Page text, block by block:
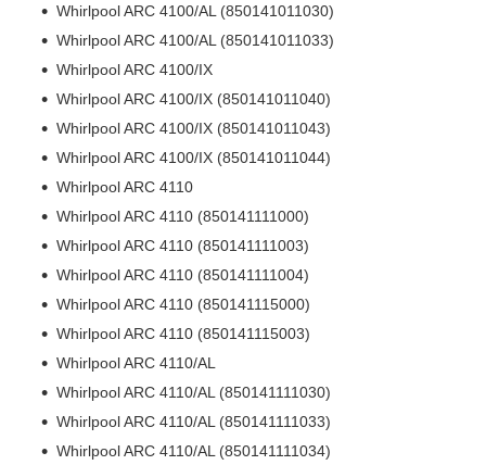
Whirlpool ARC 4100/AL (850141011030)
Whirlpool ARC 4100/AL (850141011033)
Whirlpool ARC 4100/IX
Whirlpool ARC 4100/IX (850141011040)
Whirlpool ARC 4100/IX (850141011043)
Whirlpool ARC 4100/IX (850141011044)
Whirlpool ARC 4110
Whirlpool ARC 4110 (850141111000)
Whirlpool ARC 4110 (850141111003)
Whirlpool ARC 4110 (850141111004)
Whirlpool ARC 4110 (850141115000)
Whirlpool ARC 4110 (850141115003)
Whirlpool ARC 4110/AL
Whirlpool ARC 4110/AL (850141111030)
Whirlpool ARC 4110/AL (850141111033)
Whirlpool ARC 4110/AL (850141111034)